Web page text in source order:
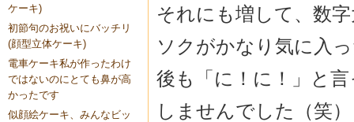
ケーキ)
初節句のお祝いにバッチリ
(顔型立体ケーキ)
電車ケーキ私が作ったわけ
ではないのにとても鼻が高
かったです
似顔絵ケーキ、みんなビッ
それにも増して、数
ソクがかなり気に入
後も「に！に！」と
しませんでした（笑）